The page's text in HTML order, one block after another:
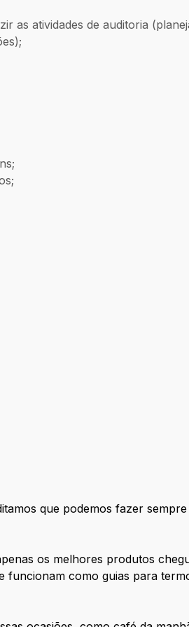
as atividades de auditoria
que podemos fazer
os melhores produtos
funcionam como guias para